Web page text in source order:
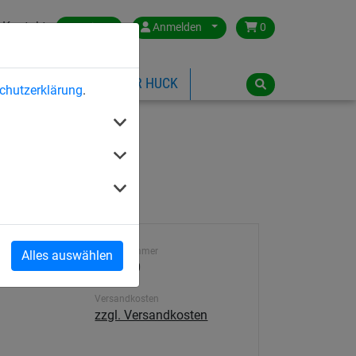
.
Alles auswählen
Kontakt Austria Anmelden 0
ÜBER HUCK
Artikelnummer
4594-50
Versandkosten
zzgl. Versandkosten